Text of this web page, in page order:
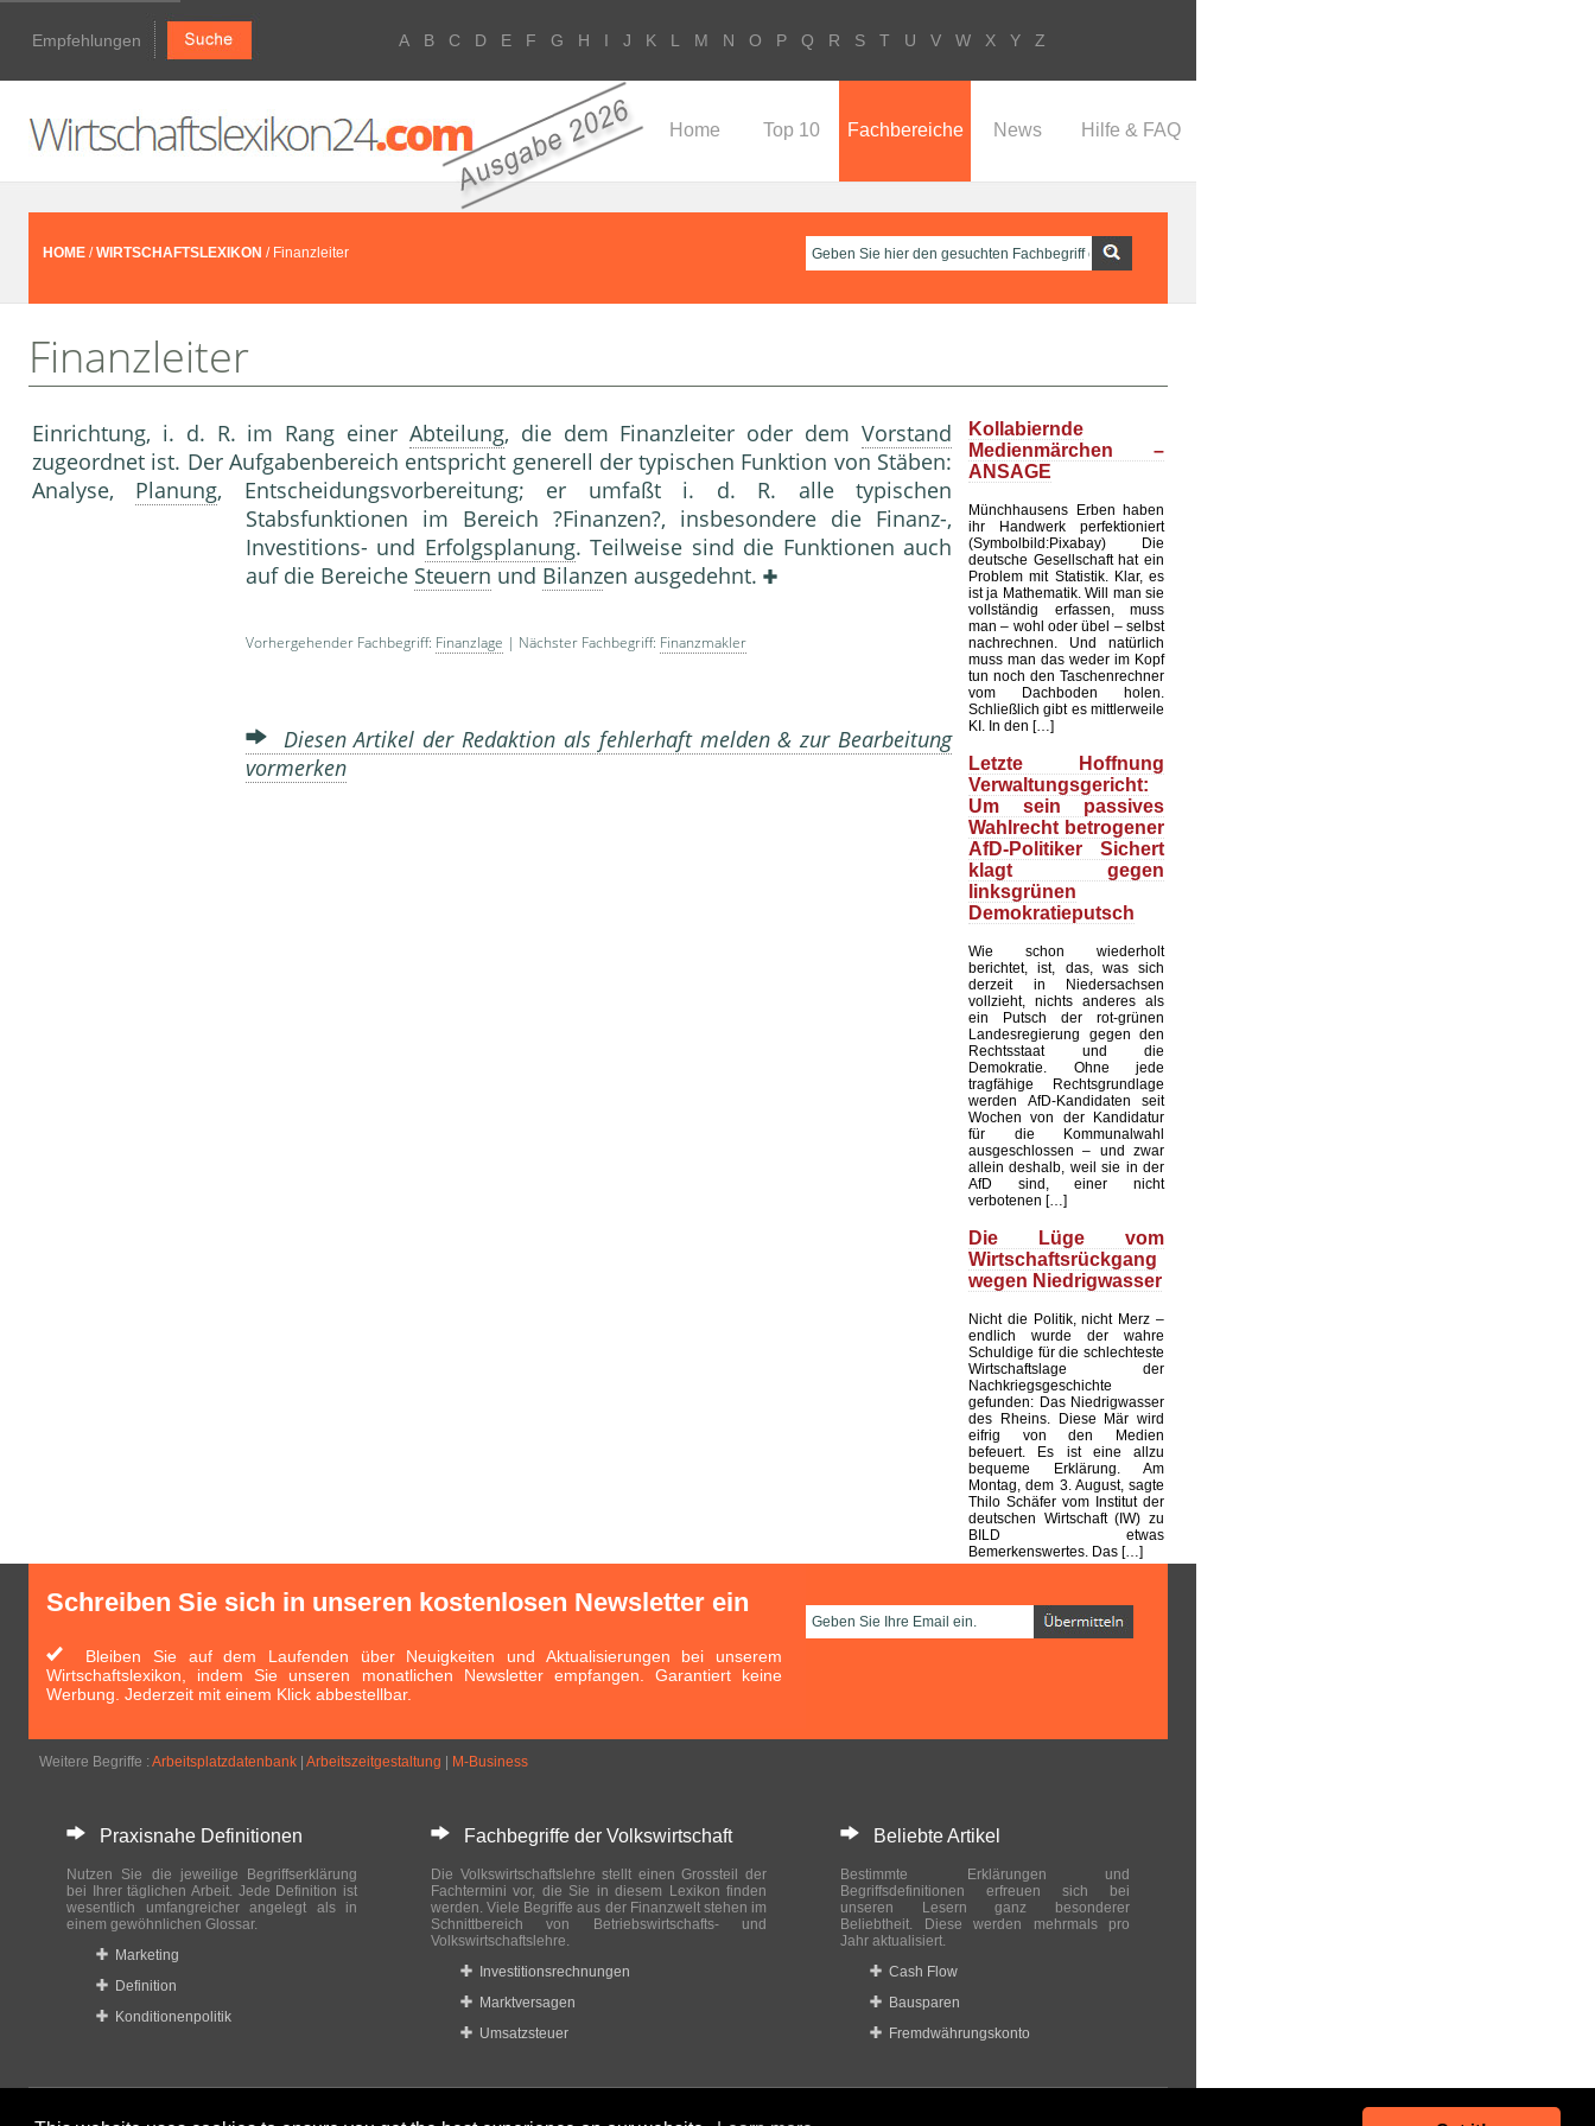
Empfehlungen A B C D E F G H I J K L M N O P Q R S T U V W X Y Z
Home Top 10 Fachbereiche News Hilfe & FAQ
HOME /WIRTSCHAFTSLEXIKON / Finanzleiter
Finanzleiter
Einrichtung, i. d. R. im Rang einer Abteilung, die dem Finanzleiter oder demVorstand
zugeordnet ist. Der Aufgabenbereich entspricht generell der typischen Funktion von Stäben:
Analyse, Planung, Entscheidungsvorbereitung; er umfaßt i. d. R. alle typischen
Stabsfunktionen im Bereich ?Finanzen?, insbesondere die Finanz-,
Investitions- und Erfolgsplanung. Teilweise sind die Funktionen auch
auf die Bereiche Steuern und Bilanzen ausgedehnt.
Vorhergehender Fachbegriff: Finanzlage | Nächster Fachbegriff: Finanzmakler
Diesen Artikel der Redaktion als fehlerhaft melden & zur Bearbeitung
vormerken
Kollabiernde
Medienmärchen –
ANSAGE
Münchhausens Erben haben
ihr Handwerk perfektioniert
(Symbolbild:Pixabay) Die
deutsche Gesellschaft hat ein
Problem mit Statistik. Klar, es
ist ja Mathematik. Will man sie
vollständig erfassen, muss
man – wohl oder übel – selbst
nachrechnen. Und natürlich
muss man das weder im Kopf
tun noch den Taschenrechner
vom Dachboden holen.
Schließlich gibt es mittlerweile
KI. In den […]
Letzte Hoffnung
Verwaltungsgericht:
Um sein passives
Wahlrecht betrogener
AfD-Politiker Sichert
klagt gegen
linksgrünen
Demokratieputsch
Wie schon wiederholt
berichtet, ist, das, was sich
derzeit in Niedersachsen
vollzieht, nichts anderes als
ein Putsch der rot-grünen
Landesregierung gegen den
Rechtsstaat und die
Demokratie. Ohne jede
tragfähige Rechtsgrundlage
werden AfD-Kandidaten seit
Wochen von der Kandidatur
für die Kommunalwahl
ausgeschlossen – und zwar
allein deshalb, weil sie in der
AfD sind, einer nicht
verbotenen […]
Die Lüge vom
Wirtschaftsrückgang
wegen Niedrigwasser
Nicht die Politik, nicht Merz –
endlich wurde der wahre
Schuldige für die schlechteste
Wirtschaftslage der
Nachkriegsgeschichte
gefunden: Das Niedrigwasser
des Rheins. Diese Mär wird
eifrig von den Medien
befeuert. Es ist eine allzu
bequeme Erklärung. Am
Montag, dem 3. August, sagte
Thilo Schäfer vom Institut der
deutschen Wirtschaft (IW) zu
BILD etwas
Bemerkenswertes. Das […]
Schreiben Sie sich in unseren kostenlosen Newsletter ein
Bleiben Sie auf dem Laufenden über Neuigkeiten und Aktualisierungen bei unserem
Wirtschaftslexikon, indem Sie unseren monatlichen Newsletter empfangen. Garantiert keine
Werbung. Jederzeit mit einem Klick abbestellbar.
Weitere Begriffe : Arbeitsplatzdatenbank Arbeitszeitgestaltung M-Business
Praxisnahe Definitionen
Nutzen Sie die jeweilige Begriffserklärung
bei Ihrer täglichen Arbeit. Jede Definition ist
wesentlich umfangreicher angelegt als in
einem gewöhnlichen Glossar.
Marketing
Definition
Konditionenpolitik
Fachbegriffe der Volkswirtschaft
Die Volkswirtschaftslehre stellt einen Grossteil der
Fachtermini vor, die Sie in diesem Lexikon finden
werden. Viele Begriffe aus der Finanzwelt stehen im
Schnittbereich von Betriebswirtschafts- und
Volkswirtschaftslehre.
Investitionsrechnungen
Marktversagen
Umsatzsteuer
Beliebte Artikel
Bestimmte Erklärungen und
Begriffsdefinitionen erfreuen sich bei
unseren Lesern ganz besonderer
Beliebtheit. Diese werden mehrmals pro
Jahr aktualisiert.
Cash Flow
Bausparen
Fremdwährungskonto